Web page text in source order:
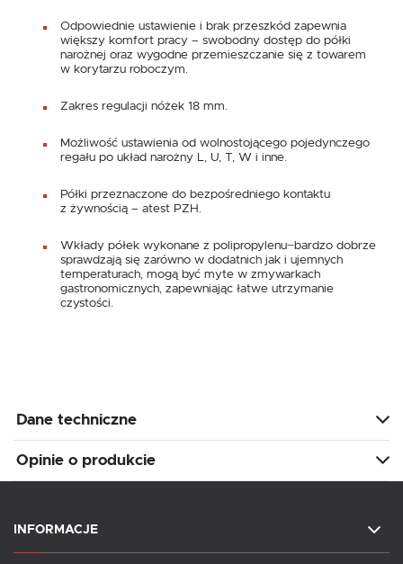
Odpowiednie ustawienie i brak przeszkód zapewnia
większy komfort pracy – swobodny dostęp do półki
narożnej oraz wygodne przemieszczanie się z towarem
w korytarzu roboczym.
Zakres regulacji nóżek 18 mm.
Możliwość ustawienia od wolnostojącego pojedynczego
regału po układ narożny L, U, T, W i inne.
Półki przeznaczone do bezpośredniego kontaktu
z żywnością – atest PZH.
Wkłady półek wykonane z polipropylenu ̶ bardzo dobrze
sprawdzają się zarówno w dodatnich jak i ujemnych
temperaturach, mogą być myte w zmywarkach
gastronomicznych, zapewniając łatwe utrzymanie
czystości.
Dane techniczne
Opinie o produkcie
INFORMACJE